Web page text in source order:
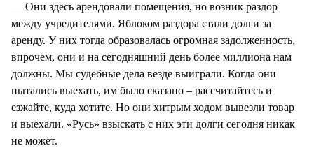
— Они здесь арендовали помещения, но возник раздор
между учредителями. Яблоком раздора стали долги за
аренду. У них тогда образовалась огромная задолженность,
впрочем, они и на сегодняшний день более миллиона нам
должны. Мы судебные дела везде выиграли. Когда они
пытались выехать, им было сказано – рассчитайтесь и
езжайте, куда хотите. Но они хитрым ходом вывезли товар
и выехали. «Русь» взыскать с них эти долги сегодня никак
не может.